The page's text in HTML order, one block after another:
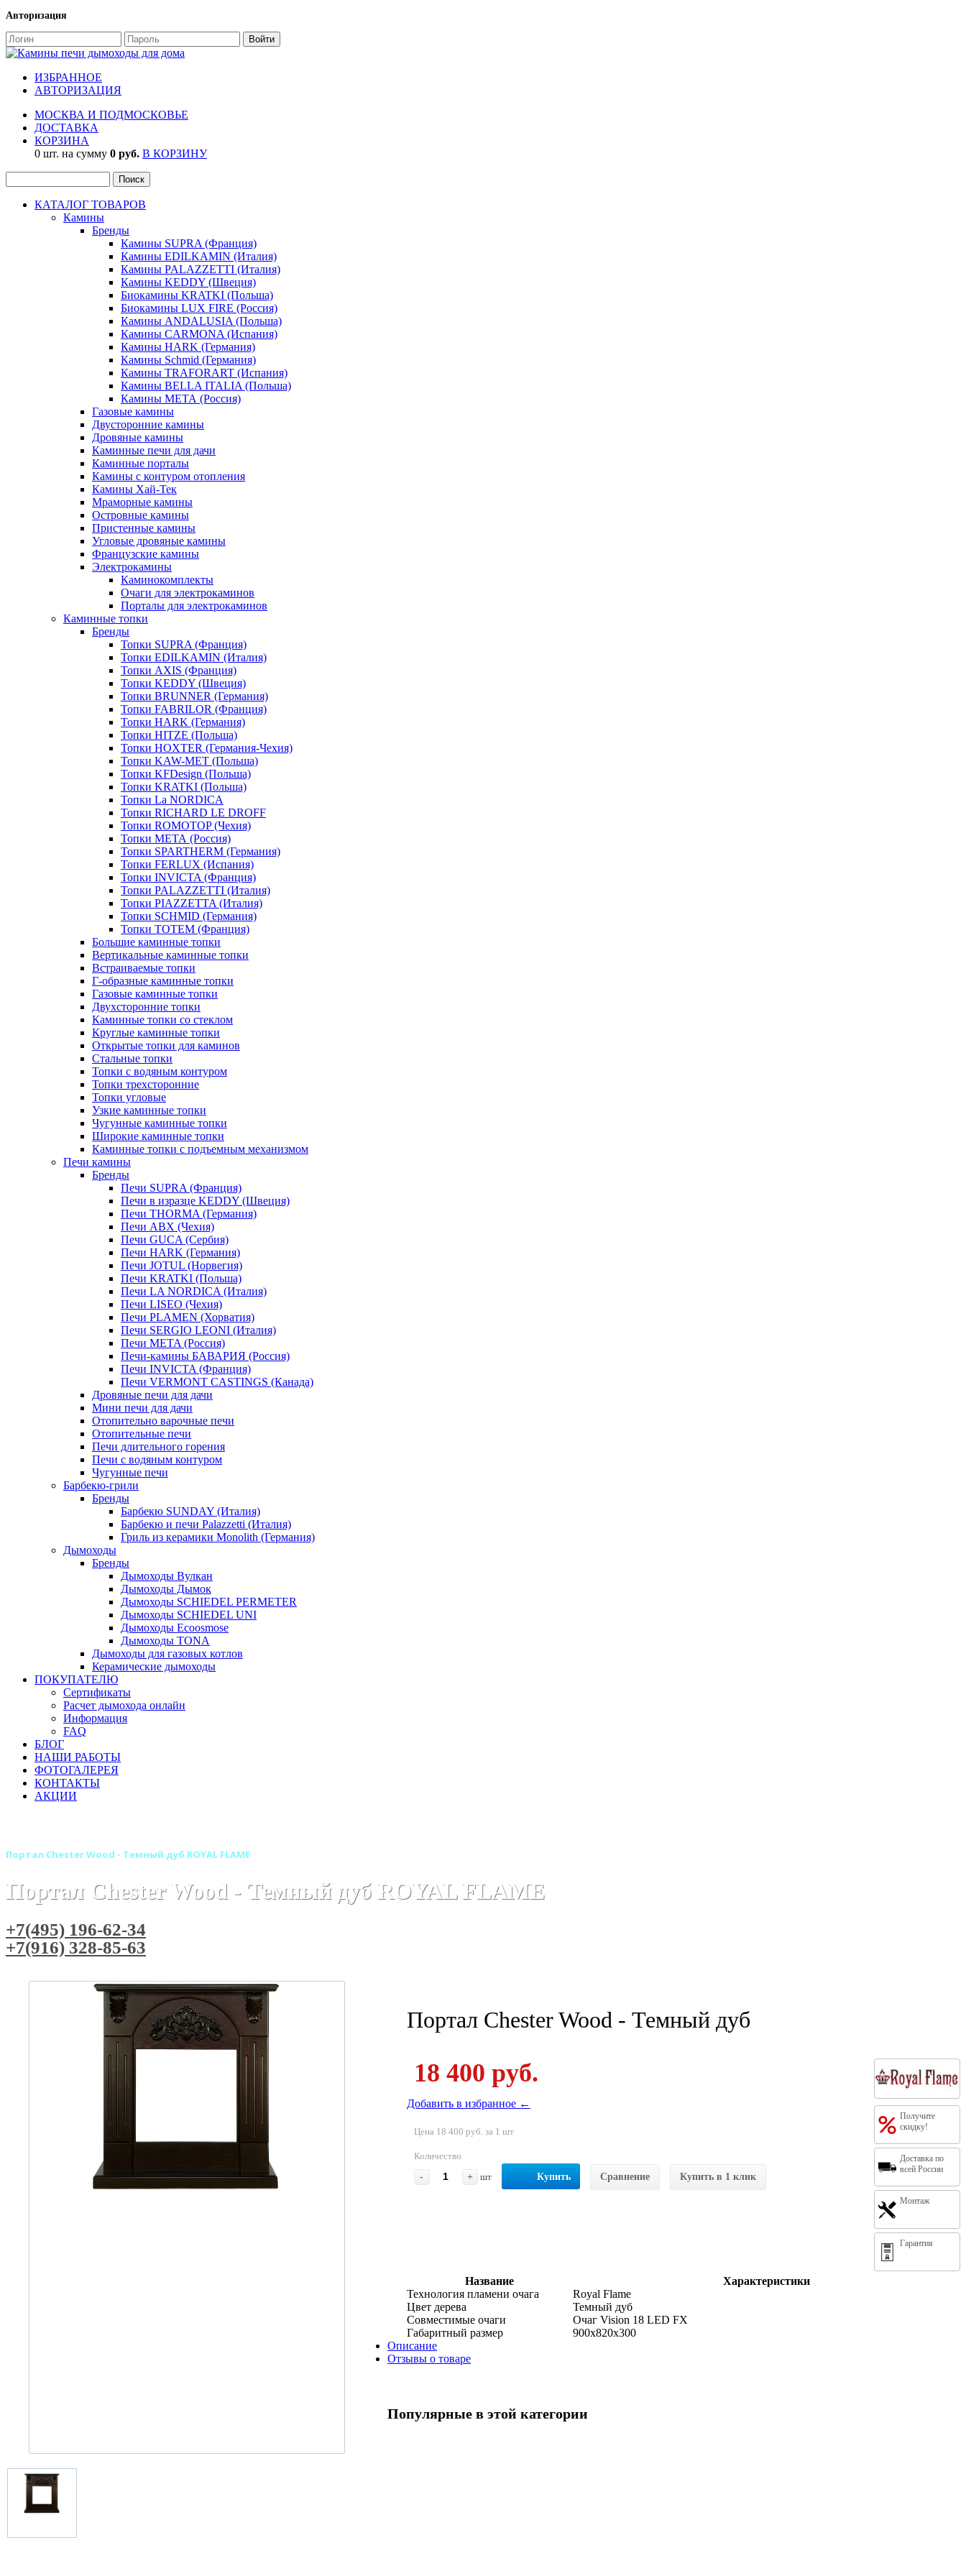
Авторизация
ИЗБРАННОЕ
АВТОРИЗАЦИЯ
МОСКВА И ПОДМОСКОВЬЕ
ДОСТАВКА
КОРЗИНА
0 шт. на сумму 0 руб. В КОРЗИНУ
КАТАЛОГ ТОВАРОВ
Камины
Бренды
Камины SUPRA (Франция)
Камины EDILKAMIN (Италия)
Камины PALAZZETTI (Италия)
Камины KEDDY (Швеция)
Биокамины KRATKI (Польша)
Биокамины LUX FIRE (Россия)
Камины ANDALUSIA (Польша)
Камины CARMONA (Испания)
Камины HARK (Германия)
Камины Schmid (Германия)
Камины TRAFORART (Испания)
Камины BELLA ITALIA (Польша)
Камины МЕТА (Россия)
Газовые камины
Двусторонние камины
Дровяные камины
Каминные печи для дачи
Каминные порталы
Камины с контуром отопления
Камины Хай-Тек
Мраморные камины
Островные камины
Пристенные камины
Угловые дровяные камины
Французские камины
Электрокамины
Каминокомплекты
Очаги для электрокаминов
Порталы для электрокаминов
Каминные топки
Бренды
Топки SUPRA (Франция)
Топки EDILKAMIN (Италия)
Топки AXIS (Франция)
Топки KEDDY (Швеция)
Топки BRUNNER (Германия)
Топки FABRILOR (Франция)
Топки HARK (Германия)
Топки HITZE (Польша)
Топки HOXTER (Германия-Чехия)
Топки KAW-MET (Польша)
Топки KFDesign (Польша)
Топки KRATKI (Польша)
Топки La NORDICA
Топки RICHARD LE DROFF
Топки ROMOTOP (Чехия)
Топки МЕТА (Россия)
Топки SPARTHERM (Германия)
Топки FERLUX (Испания)
Топки INVICTA (Франция)
Топки PALAZZETTI (Италия)
Топки PIAZZETTA (Италия)
Топки SCHMID (Германия)
Топки TOTEM (Франция)
Большие каминные топки
Вертикальные каминные топки
Встраиваемые топки
Г-образные каминные топки
Газовые каминные топки
Двухсторонние топки
Каминные топки со стеклом
Круглые каминные топки
Открытые топки для каминов
Стальные топки
Топки с водяным контуром
Топки трехсторонние
Топки угловые
Узкие каминные топки
Чугунные каминные топки
Широкие каминные топки
Каминные топки с подъемным механизмом
Печи камины
Бренды
Печи SUPRA (Франция)
Печи в изразце KEDDY (Швеция)
Печи THORMA (Германия)
Печи ABX (Чехия)
Печи GUCA (Сербия)
Печи HARK (Германия)
Печи JOTUL (Норвегия)
Печи KRATKI (Польша)
Печи LA NORDICA (Италия)
Печи LISEO (Чехия)
Печи PLAMEN (Хорватия)
Печи SERGIO LEONI (Италия)
Печи META (Россия)
Печи-камины БАВАРИЯ (Россия)
Печи INVICTA (Франция)
Печи VERMONT CASTINGS (Канада)
Дровяные печи для дачи
Мини печи для дачи
Отопительно варочные печи
Отопительные печи
Печи длительного горения
Печи с водяным контуром
Чугунные печи
Барбекю-грили
Бренды
Барбекю SUNDAY (Италия)
Барбекю и печи Palazzetti (Италия)
Гриль из керамики Monolith (Германия)
Дымоходы
Бренды
Дымоходы Вулкан
Дымоходы Дымок
Дымоходы SCHIEDEL PERMETER
Дымоходы SCHIEDEL UNI
Дымоходы Ecoosmose
Дымоходы TONA
Дымоходы для газовых котлов
Керамические дымоходы
ПОКУПАТЕЛЮ
Сертификаты
Расчет дымохода онлайн
Информация
FAQ
БЛОГ
НАШИ РАБОТЫ
ФОТОГАЛЕРЕЯ
КОНТАКТЫ
АКЦИИ
Портал Chester Wood - Темный дуб ROYAL FLAME
Портал Chester Wood - Темный дуб ROYAL FLAME
+7(495) 196-62-34
+7(916) 328-85-63
Портал Chester Wood - Темный дуб
Получите
скидку!
Доставка по
всей России
Монтаж
Гарантия
18 400 руб.
Добавить в избранное ←
Цена 18 400 руб. за 1 шт
Количество
-
+ шт Купить Сравнение Купить в 1 клик
Название
Характеристики
Технология пламени очага
Royal Flame
Цвет дерева
Темный дуб
Совместимые очаги
Очаг Vision 18 LED FX
Габаритный размер
900x820x300
Описание
Отзывы о товаре
Популярные в этой категории